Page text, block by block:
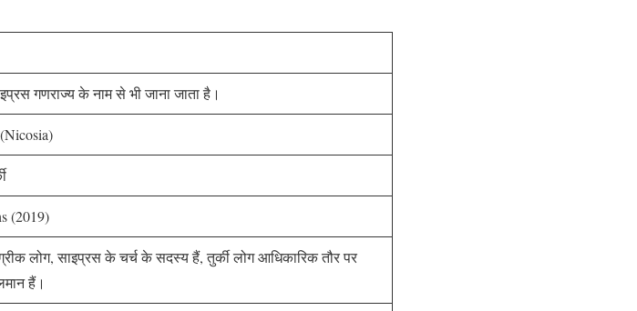
गणराज्य के नाम से भी जाना जाता है।
(2019)
लोग, साइप्रस के चर्च के सदस्य हैं, तुर्की लोग आधिकारिक तौर पर
हैं।